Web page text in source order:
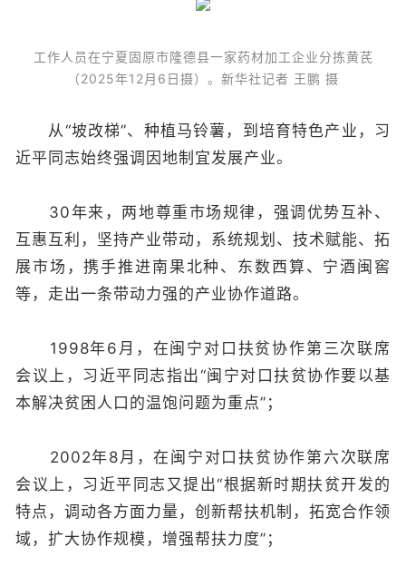
工作人员在宁夏固原市隆德县一家药材加工企业分拣黄芪
（2025年12月6日摄）。新华社记者 王鹏 摄
从“坡改梯”、种植马铃薯，到培育特色产业，习
近平同志始终强调因地制宜发展产业。
30年来，两地尊重市场规律，强调优势互补、
互惠互利，坚持产业带动，系统规划、技术赋能、拓
展市场，携手推进南果北种、东数西算、宁酒闽窖
等，走出一条带动力强的产业协作道路。
1998年6月，在闽宁对口扶贫协作第三次联席
会议上，习近平同志指出“闽宁对口扶贫协作要以基
本解决贫困人口的温饱问题为重点”；
2002年8月，在闽宁对口扶贫协作第六次联席
会议上，习近平同志又提出“根据新时期扶贫开发的
特点，调动各方面力量，创新帮扶机制，拓宽合作领
域，扩大协作规模，增强帮扶力度”；